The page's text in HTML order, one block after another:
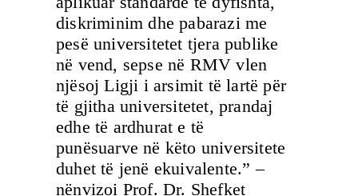
diskriminim dhe pabarazi me
pesë universitetet tjera publike
në vend, sepse në RMV vlen
njësoj Ligji i arsimit të lartë për
të gjitha universitetet, prandaj
edhe të ardhurat e të
punësuarve në këto universitete
duhet të jenë ekuivalente.” –
nënvizoi Prof. Dr. Shefket